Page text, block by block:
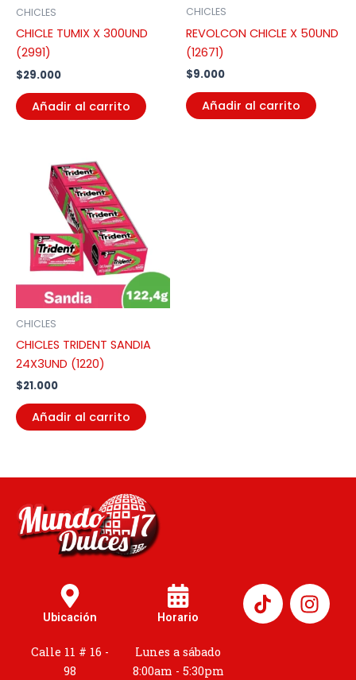
CHICLES
CHICLE TUMIX X 300UND
(2991)
$29.000
Añadir al carrito
CHICLES
REVOLCON CHICLE X 50UND
(12671)
$9.000
Añadir al carrito
CHICLES
CHICLES TRIDENT SANDIA
24X3UND (1220)
$21.000
Añadir al carrito
Ubicación
Calle 11 # 16 -
98
Horario
Lunes a sábado
8:00am - 5:30pm
I
n
s